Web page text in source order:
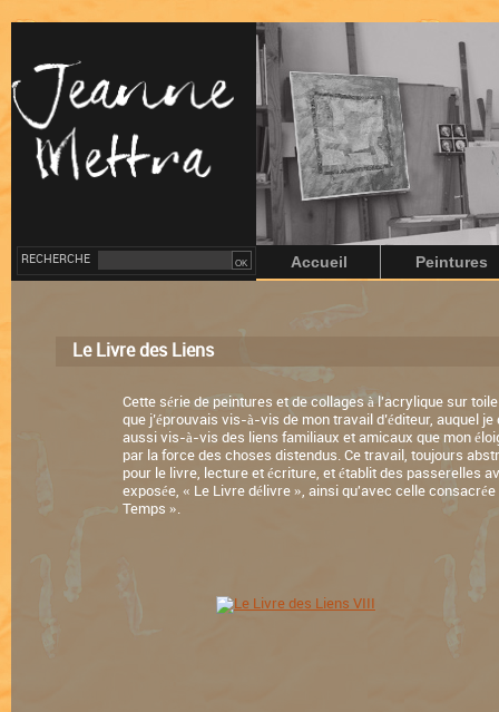
RECHERCHE Accueil Peintures
Le Livre des Liens
Cette série de peintures et de collages à l'acrylique sur
que j’éprouvais vis-à-vis de mon travail d’éditeur, auquel
aussi vis-à-vis des liens familiaux et amicaux que mon
par la force des choses distendus. Ce travail, toujours
pour le livre, lecture et écriture, et établit des passerelles
exposée, « Le Livre délivre », ainsi qu'avec celle
Temps ».